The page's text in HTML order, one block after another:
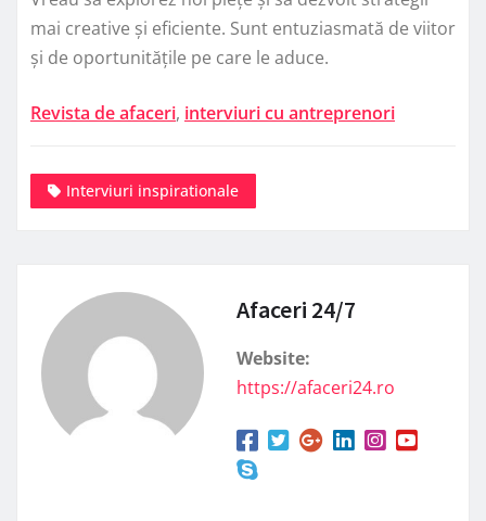
mai creative și eficiente. Sunt entuziasmată de viitor
și de oportunitățile pe care le aduce.
Revista de afaceri, interviuri cu antreprenori
Interviuri inspirationale
Afaceri 24/7
Website:
https://afaceri24.ro